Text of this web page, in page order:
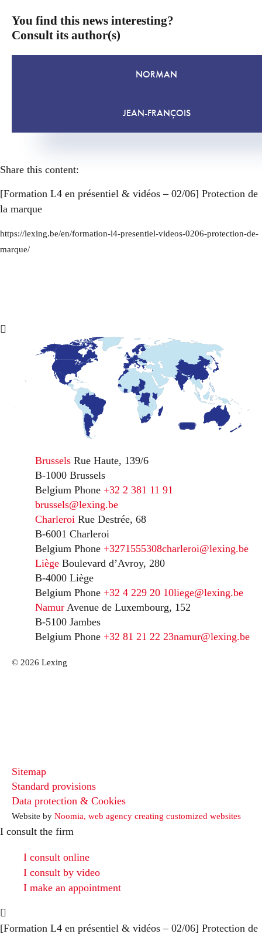
You find this news interesting?
Consult its author(s)
NORMAN
JEAN-FRANÇOIS
Share this content:
[Formation L4 en présentiel & vidéos – 02/06] Protection de
la marque
https://lexing.be/en/formation-l4-presentiel-videos-0206-protection-de-
marque/
Brussels Rue Haute, 139/6
B-1000 Brussels
Belgium Phone +32 2 381 11 91
brussels@lexing.be
Charleroi Rue Destrée, 68
B-6001 Charleroi
Belgium Phone +3271555308charleroi@lexing.be
Liège Boulevard d’Avroy, 280
B-4000 Liège
Belgium Phone +32 4 229 20 10liege@lexing.be
Namur Avenue de Luxembourg, 152
B-5100 Jambes
Belgium Phone +32 81 21 22 23namur@lexing.be
© 2026 Lexing
Sitemap
Standard provisions
Data protection & Cookies
Website by Noomia, web agency creating customized websites
I consult the firm
I consult online
I consult by video
I make an appointment
[Formation L4 en présentiel & vidéos – 02/06] Protection de